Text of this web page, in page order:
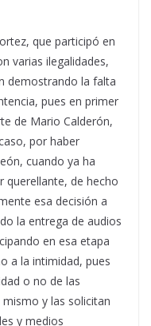
que participó en
varias ilegalidades,
demostrando la falta
pues en primer
de Mario Calderón,
por haber
cuando ya ha
querellante, de hecho
esa decisión a
la entrega de audios
en esa etapa
a la intimidad, pues
o no de las
y las solicitan
y medios